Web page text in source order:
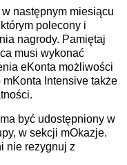
następnym miesiącu
polecony i
nagrody. Pamiętaj
musi wykonać
eKonta możliwości
mKonta Intensive także
być udostępniony w
w sekcji mOkazje.
nie rezygnuj z